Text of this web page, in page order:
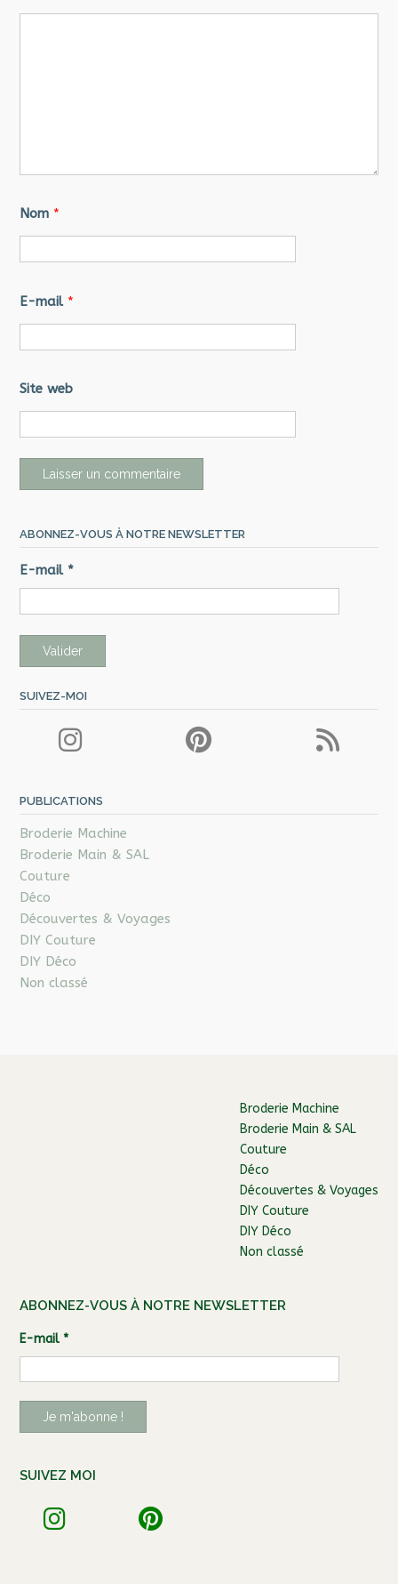
Nom *
E-mail *
Site web
ABONNEZ-VOUS À NOTRE NEWSLETTER
E-mail *
SUIVEZ-MOI
PUBLICATIONS
Broderie Machine
Broderie Main & SAL
Couture
Déco
Découvertes & Voyages
DIY Couture
DIY Déco
Non classé
Broderie Machine
Broderie Main & SAL
Couture
Déco
Découvertes & Voyages
DIY Couture
DIY Déco
Non classé
ABONNEZ-VOUS À NOTRE NEWSLETTER
E-mail *
SUIVEZ MOI